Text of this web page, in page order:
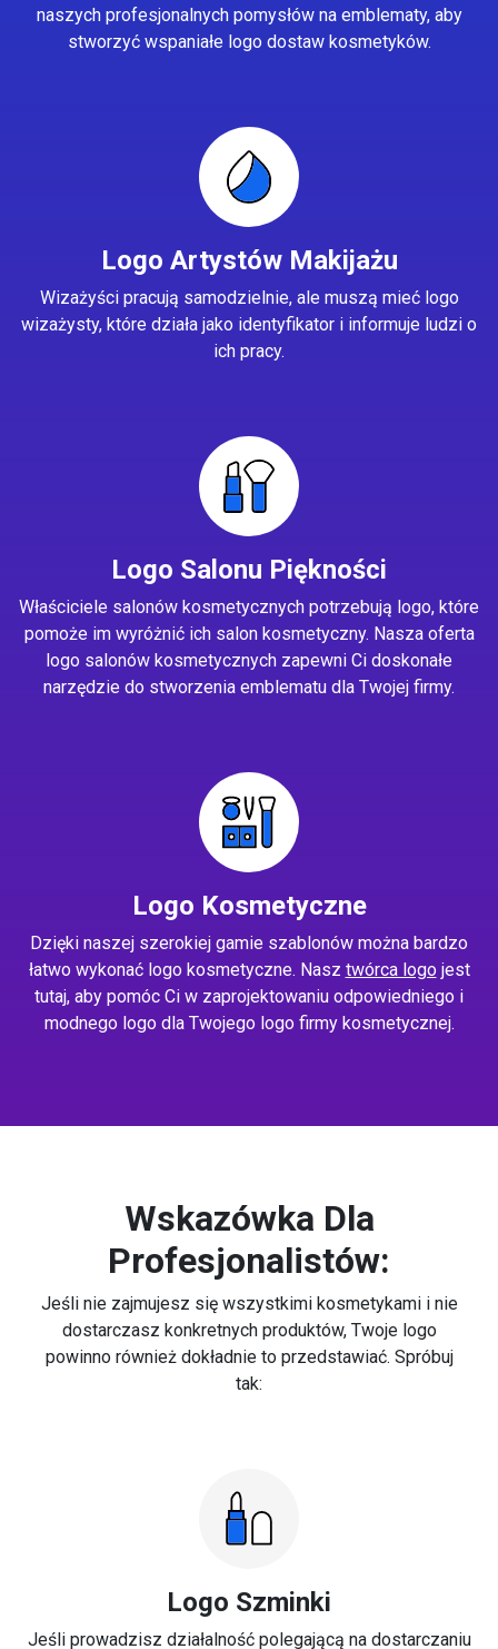
naszych profesjonalnych pomysłów na emblematy, aby
stworzyć wspaniałe logo dostaw kosmetyków.
Logo Artystów Makijażu
Wizażyści pracują samodzielnie, ale muszą mieć logo
wizażysty, które działa jako identyfikator i informuje ludzi o
ich pracy.
Logo Salonu Piękności
Właściciele salonów kosmetycznych potrzebują logo, które
pomoże im wyróżnić ich salon kosmetyczny. Nasza oferta
logo salonów kosmetycznych zapewni Ci doskonałe
narzędzie do stworzenia emblematu dla Twojej firmy.
Logo Kosmetyczne
Dzięki naszej szerokiej gamie szablonów można bardzo
łatwo wykonać logo kosmetyczne. Nasz twórca logojest
tutaj, aby pomóc Ci w zaprojektowaniu odpowiedniego i
modnego logo dla Twojego logo firmy kosmetycznej.
Wskazówka Dla
Profesjonalistów:
Jeśli nie zajmujesz się wszystkimi kosmetykami i nie
dostarczasz konkretnych produktów, Twoje logo
powinno również dokładnie to przedstawiać. Spróbuj
tak:
Logo Szminki
Jeśli prowadzisz działalność polegającą na dostarczaniu